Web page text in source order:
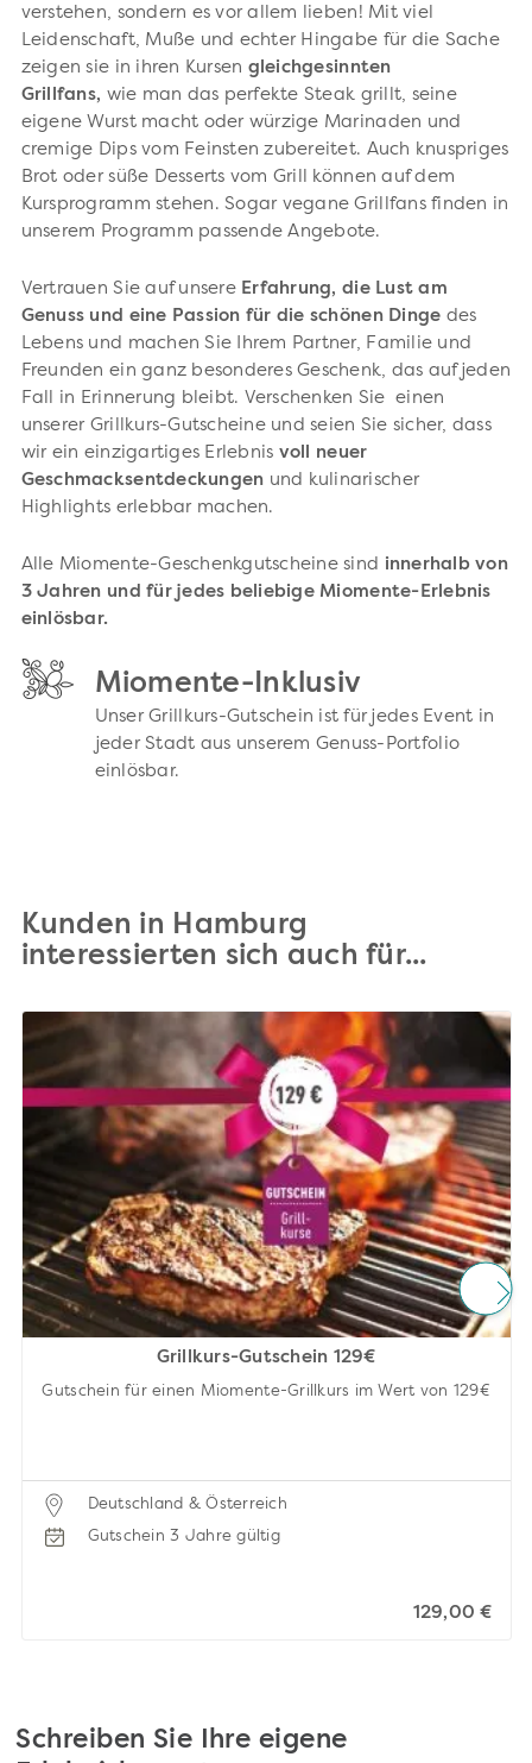
verstehen, sondern es vor allem lieben! Mit viel
Leidenschaft, Muße und echter Hingabe für die Sache
zeigen sie in ihren Kursen gleichgesinnten
Grillfans, wie man das perfekte Steak grillt, seine
eigene Wurst macht oder würzige Marinaden und
cremige Dips vom Feinsten zubereitet. Auch knuspriges
Brot oder süße Desserts vom Grill können auf dem
Kursprogramm stehen. Sogar vegane Grillfans finden in
unserem Programm passende Angebote.
Vertrauen Sie auf unsere Erfahrung, die Lust am
Genuss und eine Passion für die schönen Dinge des
Lebens und machen Sie Ihrem Partner, Familie und
Freunden ein ganz besonderes Geschenk, das auf jeden
Fall in Erinnerung bleibt. Verschenken Sie einen
unserer Grillkurs-Gutscheine und seien Sie sicher, dass
wir ein einzigartiges Erlebnis voll neuer
Geschmacksentdeckungen und kulinarischer
Highlights erlebbar machen.
Alle Miomente-Geschenkgutscheine sind innerhalb von
3 Jahren und für jedes beliebige Miomente-Erlebnis
einlösbar.
Miomente-Inklusiv
Unser Grillkurs-Gutschein ist für jedes Event in
jeder Stadt aus unserem Genuss-Portfolio
einlösbar.
Kunden in Hamburg
interessierten sich auch für...
Grillkurs-Gutschein 129€
Gutschein für einen Miomente-Grillkurs im Wert von 129€
Deutschland & Österreich
Gutschein 3 Jahre gültig
129,00 €
Schreiben Sie Ihre eigene